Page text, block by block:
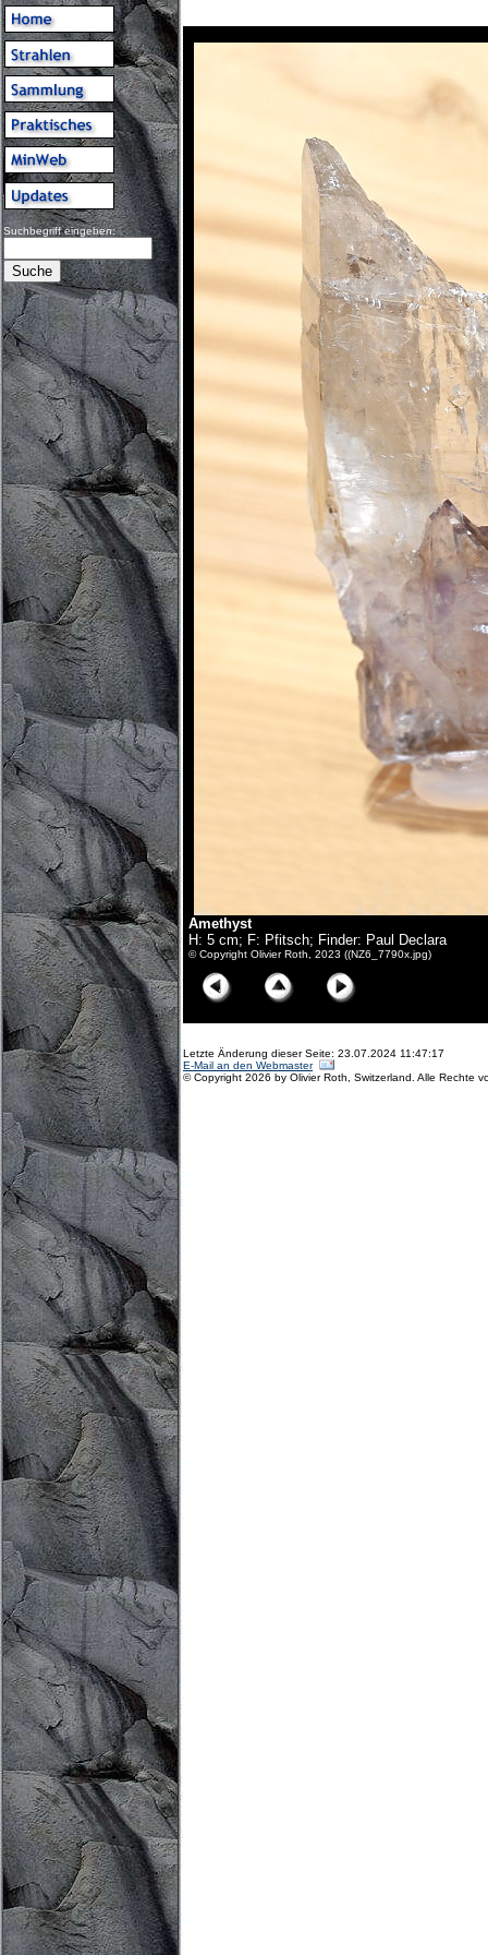
Suchbegriff eingeben:
Amethyst
H: 5 cm; F: Pfitsch; Finder: Paul Declara
© Copyright Olivier Roth, 2023 ((NZ6_7790x.jpg)
Letzte Änderung dieser Seite: 23.07.2024 11:47:17
E-Mail an den Webmaster
© Copyright 2026 by Olivier Roth, Switzerland. Alle Rechte